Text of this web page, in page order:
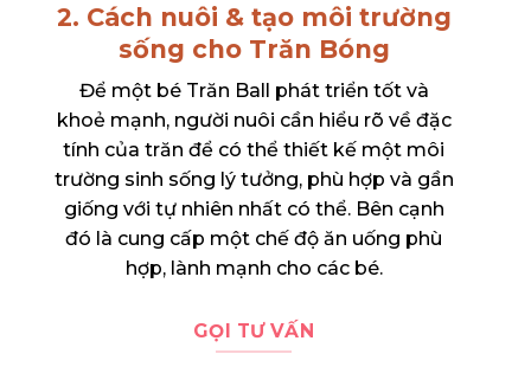
2. Cách nuôi & tạo môi trường
sống cho Trăn Bóng
Để một bé Trăn Ball phát triển tốt và
khoẻ mạnh, người nuôi cần hiểu rõ về đặc
tính của trăn để có thể thiết kế một môi
trường sinh sống lý tưởng, phù hợp và gần
giống với tự nhiên nhất có thể. Bên cạnh
đó là cung cấp một chế độ ăn uống phù
hợp, lành mạnh cho các bé.
GỌI TƯ VẤN